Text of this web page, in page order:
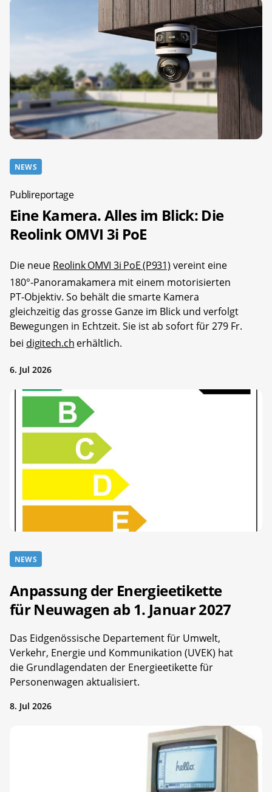
NEWS
Publireportage
Eine Kamera. Alles im Blick: Die
Reolink OMVI 3i PoE
Die neue Reolink OMVI 3i PoE (P931) vereint eine
180°-Panoramakamera mit einem motorisierten
PT-Objektiv. So behält die smarte Kamera
gleichzeitig das grosse Ganze im Blick und verfolgt
Bewegungen in Echtzeit. Sie ist ab sofort für 279 Fr.
bei digitech.ch erhältlich.
6. Jul 2026
NEWS
Anpassung der Energieetikette
für Neuwagen ab 1. Januar 2027
Das Eidgenössische Departement für Umwelt,
Verkehr, Energie und Kommunikation (UVEK) hat
die Grundlagendaten der Energieetikette für
Personenwagen aktualisiert.
8. Jul 2026